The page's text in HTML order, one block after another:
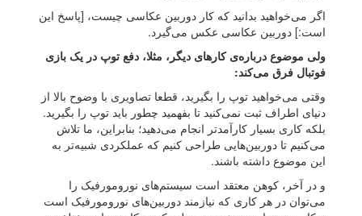
اگر می‌خواهید بدانید که کار دوربین عکاسی چیست، [پاسخ این
است:] دوربین عکاسی عکس می‌گیرد.
ولی موضوع درباره‌ی کارهای دیگر، مثلا، دفع توپ در یک بازی
فوتبال فرق می‌کند:
وقتی می‌خواهید توپ را بگیرید، قطعا تصاویری با وضوح بالا از
دنیای اطراف ثبت نمی‌کنید تا بفهمید چطور باید توپ را بگیرید.
بلکه کاری بسیار کارآمدتر انجام می‌دهید؛ بنابراین، ما تلاش
می‌کنیم تا دوربین‌هایی طراحی کنیم که عملکردی شبیه‌تر به
این موضوع داشته باشند.
و در آخر، کوهن معتقد است سیستم‌های نورومورفیک را
می‌توان در هر کاری که نیازمند دوربین‌های نورومورفیک است